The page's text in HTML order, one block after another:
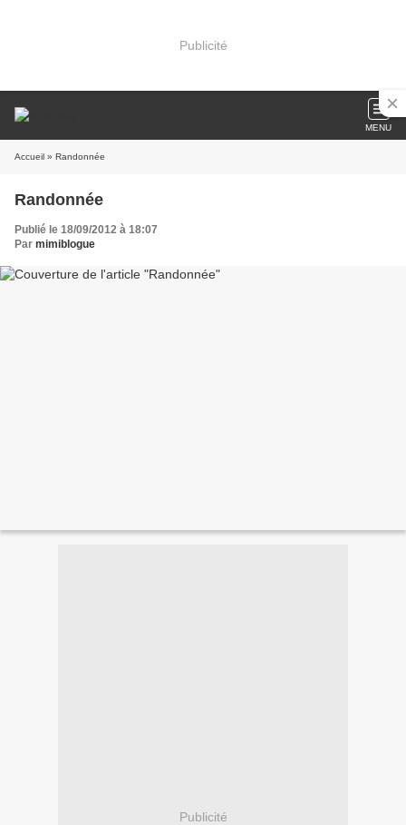
Publicité
MENU
Accueil » Randonnée
Randonnée
Publié le 18/09/2012 à 18:07
Par mimiblogue
Publicité